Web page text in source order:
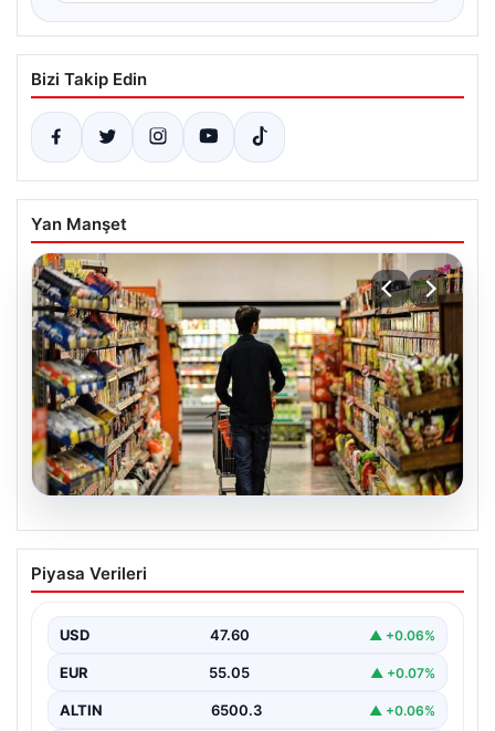
Bizi Takip Edin
Yan Manşet
05.08.2026
Nisan Ayı Enflasyon Rakamları Ne
Zaman Açıklanacak? Ekonomistlerin
Türkiye İstatistik Kurumu (TÜİK) tarafından açıklanacak
Piyasa Verileri
USD 47.60 ▲ +0.06%
EUR 55.05 ▲ +0.07%
ALTIN 6500.3 ▲ +0.06%